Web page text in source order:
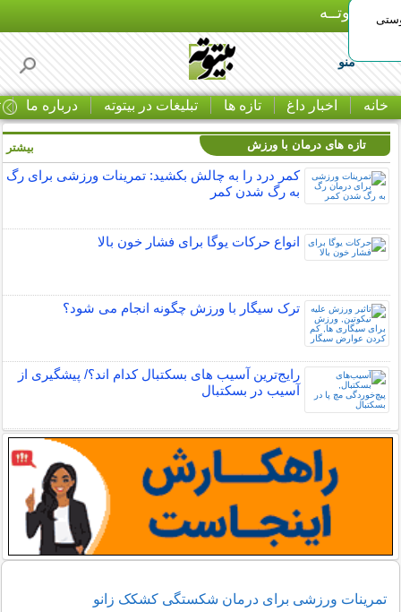
بـیتوتــه
منو
خانه اخبار داغ تازه ها تبلیغات در بیتوته درباره ما
تازه های درمان با ورزش
کمر درد را به چالش بکشید: تمرینات ورزشی برای رگ
به رگ شدن کمر
انواع حرکات یوگا برای فشار خون بالا
ترک سیگار با ورزش چگونه انجام می شود؟
رایج‌ترین آسیب های بسکتبال کدام اند؟/ پیشگیری از
آسیب در بسکتبال
بیشتر
تمرینات ورزشی برای درمان شکستگی کشکک زانو